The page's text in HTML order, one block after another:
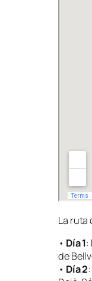
La ruta
• Día 1:
de
• Día 2